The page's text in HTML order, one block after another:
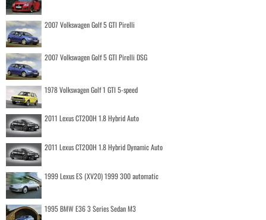
2007 Volkswagen Golf 5 GTI Pirelli
2007 Volkswagen Golf 5 GTI Pirelli DSG
1978 Volkswagen Golf 1 GTI 5-speed
2011 Lexus CT200H 1.8 Hybrid Auto
2011 Lexus CT200H 1.8 Hybrid Dynamic Auto
1999 Lexus ES (XV20) 1999 300 automatic
1995 BMW E36 3 Series Sedan M3